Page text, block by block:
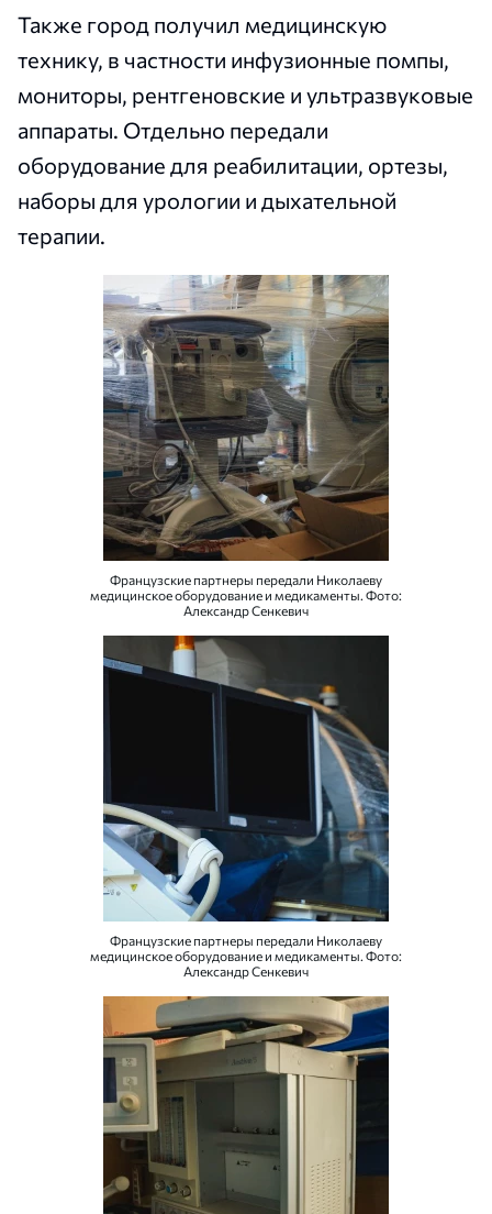
Также город получил медицинскую
технику, в частности инфузионные помпы,
мониторы, рентгеновские и ультразвуковые
аппараты. Отдельно передали
оборудование для реабилитации, ортезы,
наборы для урологии и дыхательной
терапии.
Французские партнеры передали Николаеву
медицинское оборудование и медикаменты. Фото:
Александр Сенкевич
Французские партнеры передали Николаеву
медицинское оборудование и медикаменты. Фото:
Александр Сенкевич